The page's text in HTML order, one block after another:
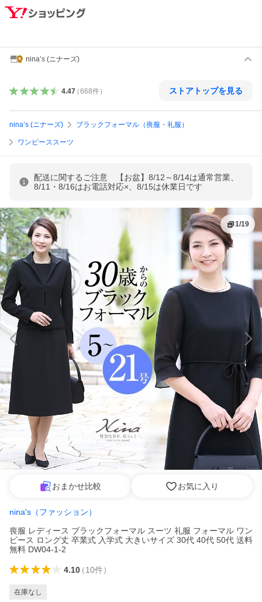
nina’s (ニナーズ)
4.47（668件） ストアトップを見る
nina’s (ニナーズ) ブラックフォーマル（喪服・礼服）
ワンピーススーツ
配送に関するご注意 【お盆】8/12～8/14は通常営業、
8/11・8/16はお電話対応×、8/15は休業日です
1/19
おまかせ比較 お気に入り
nina's（ファッション）
喪服 レディース ブラックフォーマル スーツ 礼服 フォーマル ワン
ピース ロング丈 卒業式 入学式 大きいサイズ 30代 40代 50代 送料
無料 DW04-1-2
4.10（10件）
在庫なし